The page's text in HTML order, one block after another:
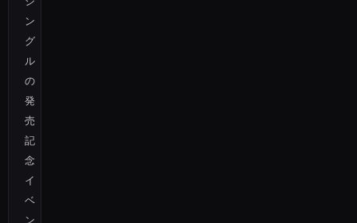
ン
グ
ル
の
発
売
記
念
イ
ベ
ン